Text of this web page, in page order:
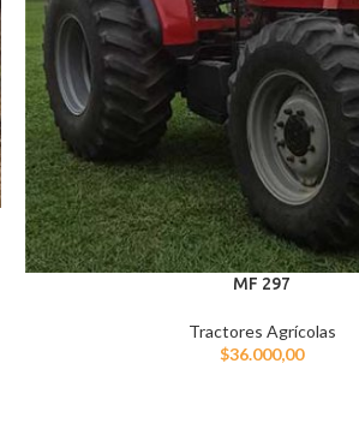
MF 297
Tractores Agrícolas
$36.000,00